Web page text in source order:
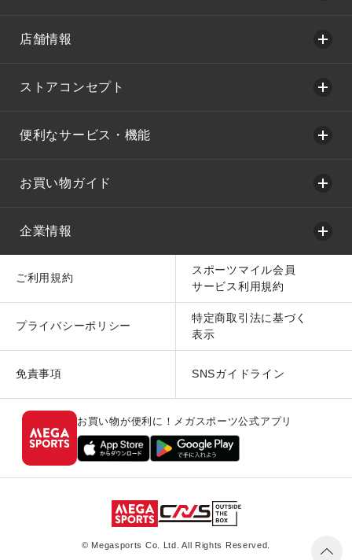
店舗情報
ストアコンセプト
便利なサービス・機能
お買い物ガイド
企業情報
ご利用規約
スポーツマイル会員
サービス利用規約
プライバシーポリシー
特定商取引法に基づく
表示
免責事項 SNSガイドライン
お買い物が便利に！メガスポーツ公式アプリ
© Megasports Co. Ltd. All Rights Reserved.